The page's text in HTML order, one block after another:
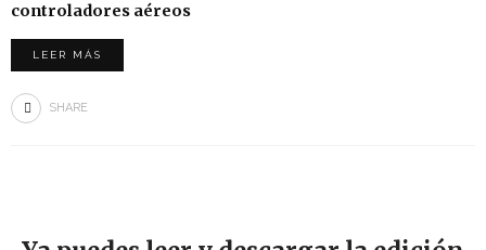
controladores aéreos
LEER MÁS
SHARE